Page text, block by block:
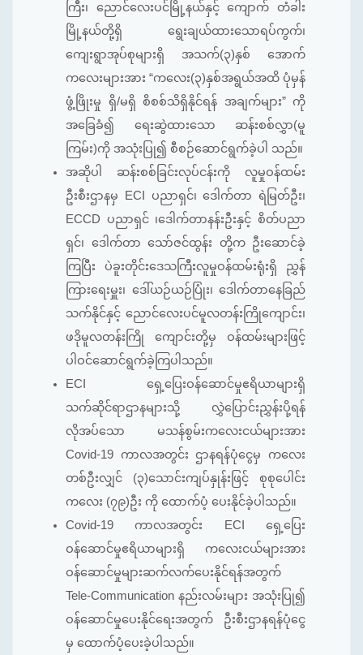
ကြီး၊ ညောင်လေးပင်မြို့နယ်နှင့် ကျောက် တံခါး
မြို့နယ်တို့ရှိ ရွေးချယ်ထားသောရပ်ကွက်၊
ကျေးရွာအုပ်စုများရှိ အသက်(၃)နှစ် အောက်
ကလေးများအား “ကလေး(၃)နှစ်အရွယ်အထိ ပုံမှန်
ဖွံ့ဖြိုးမှု ရှိ/မရှိ စိစစ်သိရှိနိုင်ရန် အချက်များ” ကို
အခြေခံ၍ ရေးဆွဲထားသော ဆန်းစစ်လွှာ(မူ
ကြမ်း)ကို အသုံးပြု၍ စီစဉ်ဆောင်ရွက်ခဲ့ပါ သည်။
အဆိုပါ ဆန်းစစ်ခြင်းလုပ်ငန်းကို လူမှုဝန်ထမ်း
ဦးစီးဌာနမှ ECI ပညာရှင်၊ ဒေါက်တာ ရဲမြတ်ဦး၊
ECCD ပညာရှင် ၊ဒေါက်တာနန်းဦးနှင့် စိတ်ပညာ
ရှင်၊ ဒေါက်တာ သော်ဇင်ထွန်း တို့က ဦးဆောင်ခဲ့
ကြပြီး ပဲခူးတိုင်းဒေသကြီးလူမှုဝန်ထမ်းရုံးရှိ ညွှန်
ကြားရေးမှူး၊ ဒေါ်ယဉ်ယဉ်ပြုံး၊ ဒေါက်တာနေခြည်
သက်နိုင်နှင့် ညောင်လေးပင်မူလတန်းကြိုကျောင်း၊
ဖဒိုမူလတန်းကြို ကျောင်းတို့မှ ဝန်ထမ်းများဖြင့်
ပါဝင်ဆောင်ရွက်ခဲ့ကြပါသည်။
ECI ရှေ့ပြေးဝန်ဆောင်မှုဧရိယာများရှိ
သက်ဆိုင်ရာဌာနများသို့ လွှဲပြောင်းညွှန်းပို့ရန်
လိုအပ်သော မသန်စွမ်းကလေးငယ်များအား
Covid-19 ကာလအတွင်း ဌာနရန်ပုံငွေမှ ကလေး
တစ်ဦးလျှင် (၃)သောင်းကျပ်နှုန်းဖြင့် စုစုပေါင်း
ကလေး (၇၉)ဦး ကို ထောက်ပံ့ ပေးနိုင်ခဲ့ပါသည်။
Covid-19 ကာလအတွင်း ECI ရှေ့ပြေး
ဝန်ဆောင်မှုဧရိယာများရှိ ကလေးငယ်များအား
ဝန်ဆောင်မှုများဆက်လက်ပေးနိုင်ရန်အတွက်
Tele-Communication နည်းလမ်းများ အသုံးပြု၍
ဝန်ဆောင်မှုပေးနိုင်ရေးအတွက် ဦးစီးဌာနရန်ပုံငွေ
မှ ထောက်ပံ့ပေးခဲ့ပါသည်။